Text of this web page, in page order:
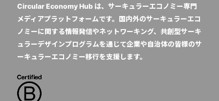
Circular Economy Hub は、サーキュラーエコノミー専門
メディアプラットフォームです。国内外のサーキュラーエコ
ノミーに関する情報発信やネットワーキング、共創型サーキ
ュラーデザインプログラムを通じて企業や自治体の皆様のサ
ーキュラーエコノミー移行を支援します。